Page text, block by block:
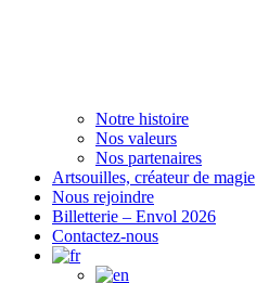
Notre histoire
Nos valeurs
Nos partenaires
Artsouilles, créateur de magie
Nous rejoindre
Billetterie – Envol 2026
Contactez-nous